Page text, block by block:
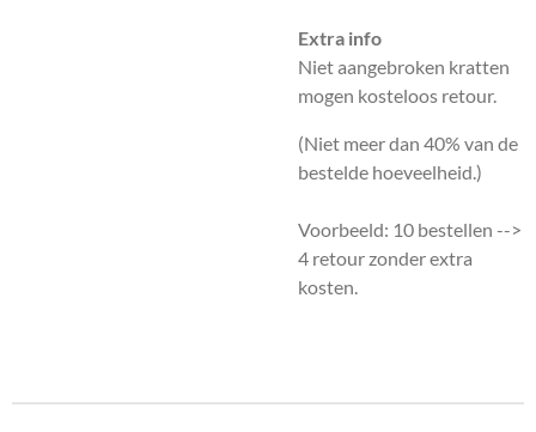
Extra info
Niet aangebroken kratten
mogen kosteloos retour.
(Niet meer dan 40% van de
bestelde hoeveelheid.)
Voorbeeld: 10 bestellen -->
4 retour zonder extra
kosten.